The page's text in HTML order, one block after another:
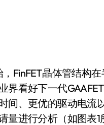
FinFET晶体管结构
看好下一代
间、更优的驱动电流
量进行分析（如图表